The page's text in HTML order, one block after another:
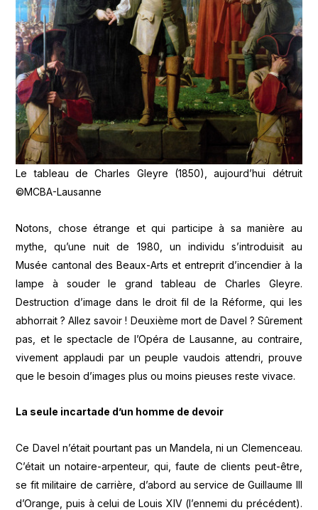
Le tableau de Charles Gleyre (1850), aujourd’hui détruit
©MCBA-Lausanne
Notons, chose étrange et qui participe à sa manière au
mythe, qu’une nuit de 1980, un individu s’introduisit au
Musée cantonal des Beaux-Arts et entreprit d’incendier à la
lampe à souder le grand tableau de Charles Gleyre.
Destruction d’image dans le droit fil de la Réforme, qui les
abhorrait ? Allez savoir ! Deuxième mort de Davel ? Sûrement
pas, et le spectacle de l’Opéra de Lausanne, au contraire,
vivement applaudi par un peuple vaudois attendri, prouve
que le besoin d’images plus ou moins pieuses reste vivace.
La seule incartade d’un homme de devoir
Ce Davel n’était pourtant pas un Mandela, ni un Clemenceau.
C’était un notaire-arpenteur, qui, faute de clients peut-être,
se fit militaire de carrière, d’abord au service de Guillaume III
d’Orange, puis à celui de Louis XIV (l’ennemi du précédent).